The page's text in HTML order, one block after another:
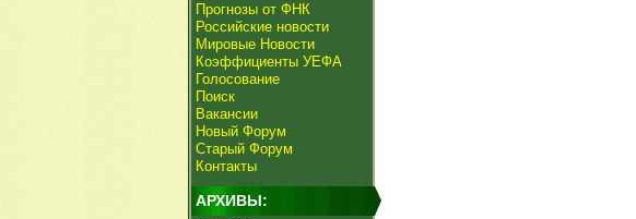
Прогнозы от ФНК
Российские новости
Мировые Новости
Коэффициенты УЕФА
Голосование
Поиск
Вакансии
Новый Форум
Старый Форум
Контакты
АРХИВЫ: